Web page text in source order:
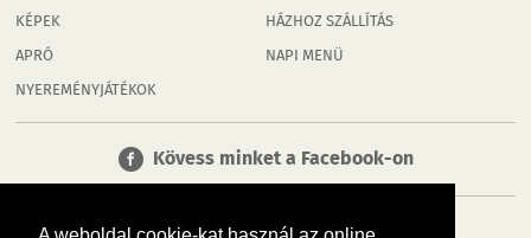
KÉPEK
APRÓ
NYEREMÉNYJÁTÉKOK
HÁZHOZ SZÁLLÍTÁS
NAPI MENÜ
Kövess minket a Facebook-on